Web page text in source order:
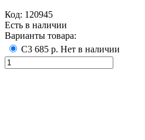
Код: 120945
Есть в наличии
Варианты товара:
С3 685 р. Нет в наличии